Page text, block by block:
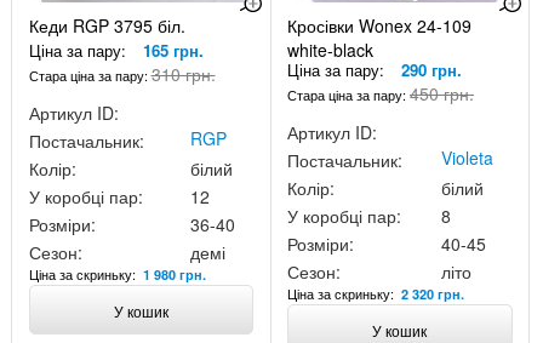
Кеди RGP 3795 біл.
Ціна за пару: 165 грн.
Стара ціна за пару:310 грн.
Артикул ID:
Постачальник:
RGP
Колір:
білий
У коробці пар:
12
Розміри:
36-40
Сезон:
демі
Ціна за скриньку: 1 980 грн.
У кошик
Кросівки Wonex 24-109
white-black
Ціна за пару: 290 грн.
Стара ціна за пару:450 грн.
Артикул ID:
Постачальник:
Violeta
Колір:
білий
У коробці пар:
8
Розміри:
40-45
Сезон:
літо
Ціна за скриньку:2 320 грн.
У кошик